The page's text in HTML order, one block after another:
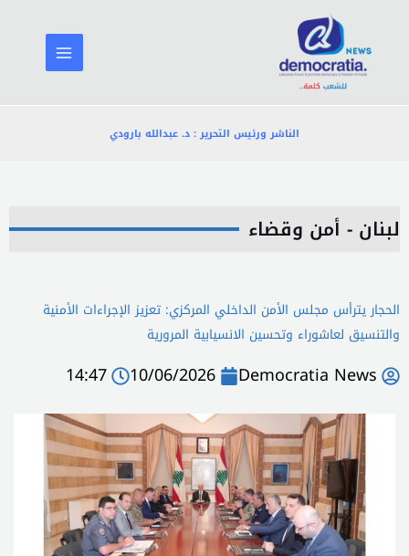
المحتوى
الناشر ورئيس التحرير : د. عبدالله بارودي
لبنان - أمن وقضاء
الحجار يترأس مجلس الأمن الداخلي المركزي: تعزيز الإجراءات الأمنية
والتنسيق لعاشوراء وتحسين الانسيابية المرورية
Democratia News
10/06/2026
14:47